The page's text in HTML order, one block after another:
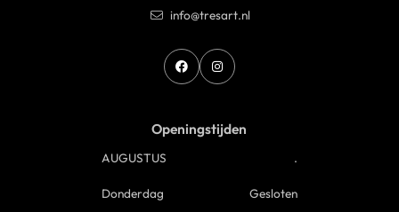
info@tresart.nl
Openingstijden
AUGUSTUS .
Donderdag Gesloten